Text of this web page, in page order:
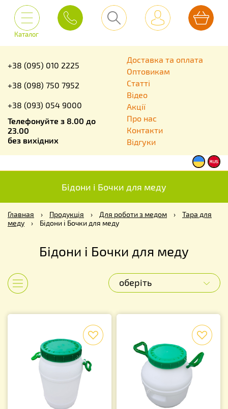
Каталог
+38 (095) 010 2225
+38 (098) 750 7952
+38 (093) 054 9000
Телефонуйте з 8.00 до
23.00
без вихідних
Доставка та оплата
Оптовикам
Статті
Відео
Акції
Про нас
Контакти
Відгуки
Бідони і Бочки для меду
Главная › Продукція › Для роботи з медом ›
Тара для
меду
› Бідони і Бочки для меду
Бідони і Бочки для меду
оберіть